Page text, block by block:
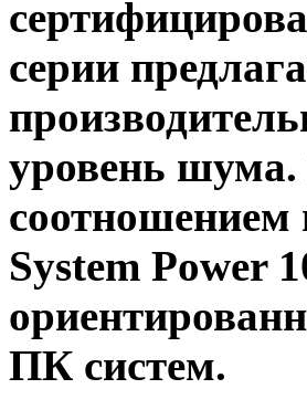
серии
уровень
соотношением
System Power
ПК систем.